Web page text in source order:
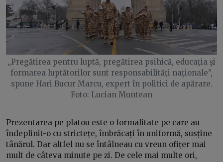
„Pregătirea pentru luptă, pregătirea psihică, educația și
formarea luptătorilor sunt responsabilități naționale”,
spune Hari Bucur Marcu, expert în politici de apărare.
Foto: Lucian Muntean
Prezentarea pe platou este o formalitate pe care au
îndeplinit-o cu strictețe, îmbrăcați în uniformă, susține
tânărul. Dar altfel nu se întâlneau cu vreun ofițer mai
mult de câteva minute pe zi. De cele mai multe ori,